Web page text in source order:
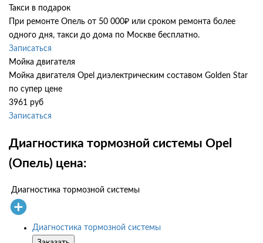
Такси в подарок
При ремонте Опель от 50 000₽ или сроком ремонта более
одного дня, такси до дома по Москве бесплатно.
Записаться
Мойка двигателя
Мойка двигателя Opel диэлектрическим составом Golden Star
по супер цене
3961 руб
Записаться
Диагностика тормозной системы Opel
(Опель) цена:
Диагностика тормозной системы
Диагностика тормозной системы